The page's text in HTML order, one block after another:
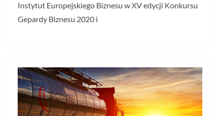
Instytut Europejskiego Biznesu w XV edycji Konkursu
Gepardy Biznesu 2020 i